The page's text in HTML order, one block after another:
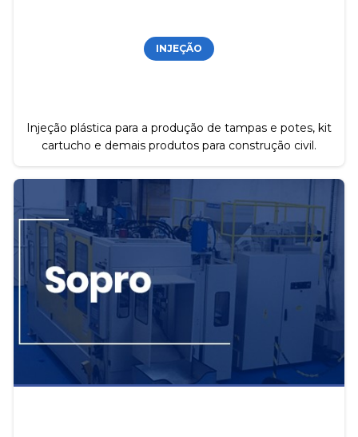
INJEÇÃO
Injeção plástica para a produção de tampas e potes, kit
cartucho e demais produtos para construção civil.